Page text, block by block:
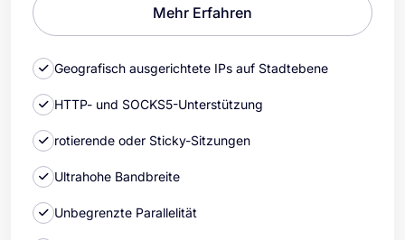
Mehr Erfahren
Geografisch ausgerichtete IPs auf Stadtebene
HTTP- und SOCKS5-Unterstützung
rotierende oder Sticky-Sitzungen
Ultrahohe Bandbreite
Unbegrenzte Parallelität